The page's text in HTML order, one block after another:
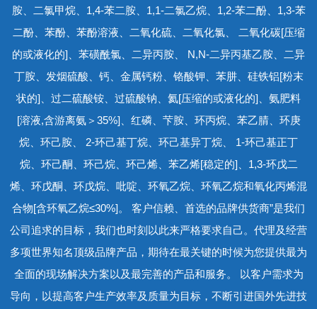
胺、二氯甲烷、1,4-苯二胺、1,1-二氯乙烷、1,2-苯二酚、1,3-苯
二酚、苯酚、苯酚溶液、二氧化硫、二氧化氯、 二氧化碳[压缩
的或液化的]、苯磺酰氯、二异丙胺、 N,N-二异丙基乙胺、二异
丁胺、发烟硫酸、钙、金属钙粉、铬酸钾、苯肼、硅铁铝[粉末
状的]、过二硫酸铵、过硫酸钠、氦[压缩的或液化的]、氨肥料
[溶液,含游离氨＞35%]、红磷、芐胺、环丙烷、苯乙腈、环庚
烷、环己胺、 2-环己基丁烷、环己基异丁烷、 1-环己基正丁
烷、环己酮、环己烷、环己烯、苯乙烯[稳定的]、1,3-环戊二
烯、环戊酮、环戊烷、吡啶、环氧乙烷、环氧乙烷和氧化丙烯混
合物[含环氧乙烷≤30%]。 客户信赖、首选的品牌供货商”是我们
公司追求的目标，我们也时刻以此来严格要求自己。代理及经营
多项世界知名顶级品牌产品，期待在最关键的时候为您提供最为
全面的现场解决方案以及最完善的产品和服务。 以客户需求为
导向，以提高客户生产效率及质量为目标，不断引进国外先进技